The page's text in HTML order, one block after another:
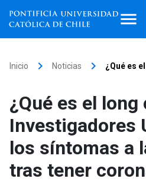
Facultades, escuelas e
institutos
Investigación
Inicio keyboard_arrow_right Noticias keyboard_arrow_right ¿Qué es
¿Qué es el long
Investigadores
los síntomas a
tras tener